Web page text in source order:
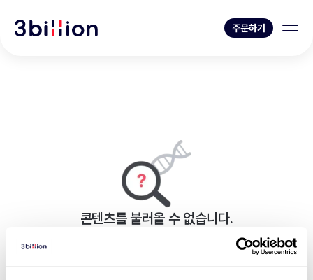
주문하기
콘텐츠를 불러올 수 없습니다.